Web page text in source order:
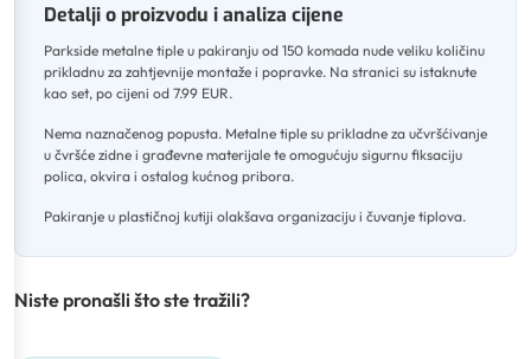
Detalji o proizvodu i analiza cijene
Parkside metalne tiple u pakiranju od 150 komada nude veliku količinu
prikladnu za zahtjevnije montaže i popravke. Na stranici su istaknute
kao set, po cijeni od 7.99 EUR.
Nema naznačenog popusta. Metalne tiple su prikladne za učvršćivanje
u čvršće zidne i građevne materijale te omogućuju sigurnu fiksaciju
polica, okvira i ostalog kućnog pribora.
Pakiranje u plastičnoj kutiji olakšava organizaciju i čuvanje tiplova.
Niste pronašli što ste tražili?